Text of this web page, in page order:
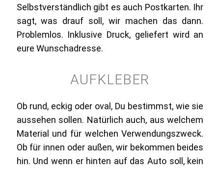
Selbstverständlich gibt es auch Postkarten. Ihr
sagt, was drauf soll, wir machen das dann.
Problemlos. Inklusive Druck, geliefert wird an
eure Wunschadresse.
AUFKLEBER
Ob rund, eckig oder oval, Du bestimmst, wie sie
aussehen sollen. Natürlich auch, aus welchem
Material und für welchen Verwendungszweck.
Ob für innen oder außen, wir bekommen beides
hin. Und wenn er hinten auf das Auto soll, kein